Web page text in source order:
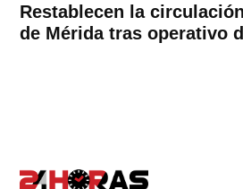
Restablecen la
de Mérida tras operativo